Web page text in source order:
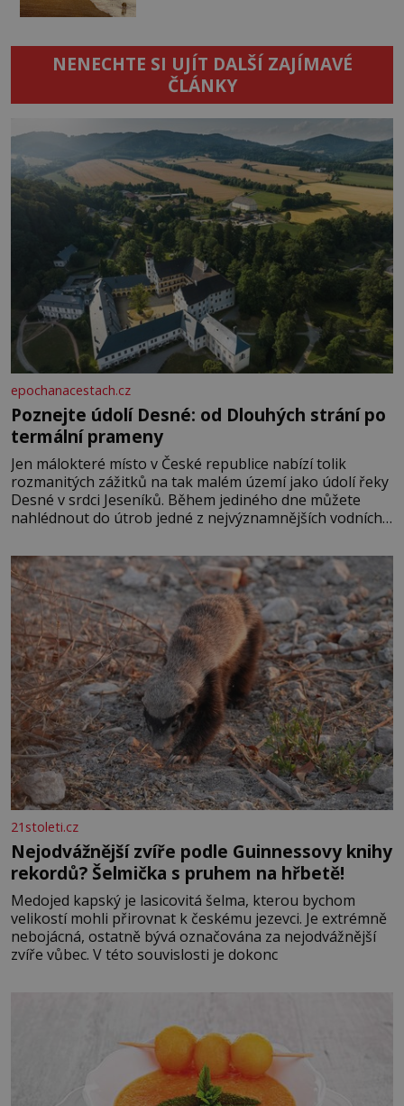
NENECHTE SI UJÍT DALŠÍ ZAJÍMAVÉ
ČLÁNKY
epochanacestach.cz
Poznejte údolí Desné: od Dlouhých strání po
termální prameny
Jen málokteré místo v České republice nabízí tolik
rozmanitých zážitků na tak malém území jako údolí řeky
Desné v srdci Jeseníků. Během jediného dne můžete
nahlédnout do útrob jedné z nejvýznamnějších vodních
se na koloběžce a den zakončit poznáváním památek ve
Velkých Losinách nebo v termálním
21stoleti.cz
Nejodvážnější zvíře podle Guinnessovy knihy
rekordů? Šelmička s pruhem na hřbetě!
Medojed kapský je lasicovitá šelma, kterou bychom
velikostí mohli přirovnat k českému jezevci. Je extrémně
nebojácná, ostatně bývá označována za nejodvážnější
zvíře vůbec. V této souvislosti je dokonc